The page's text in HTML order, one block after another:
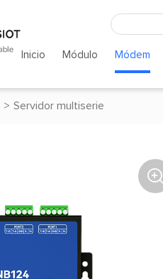
Inicio Módulo Módem
> Servidor multiserie
